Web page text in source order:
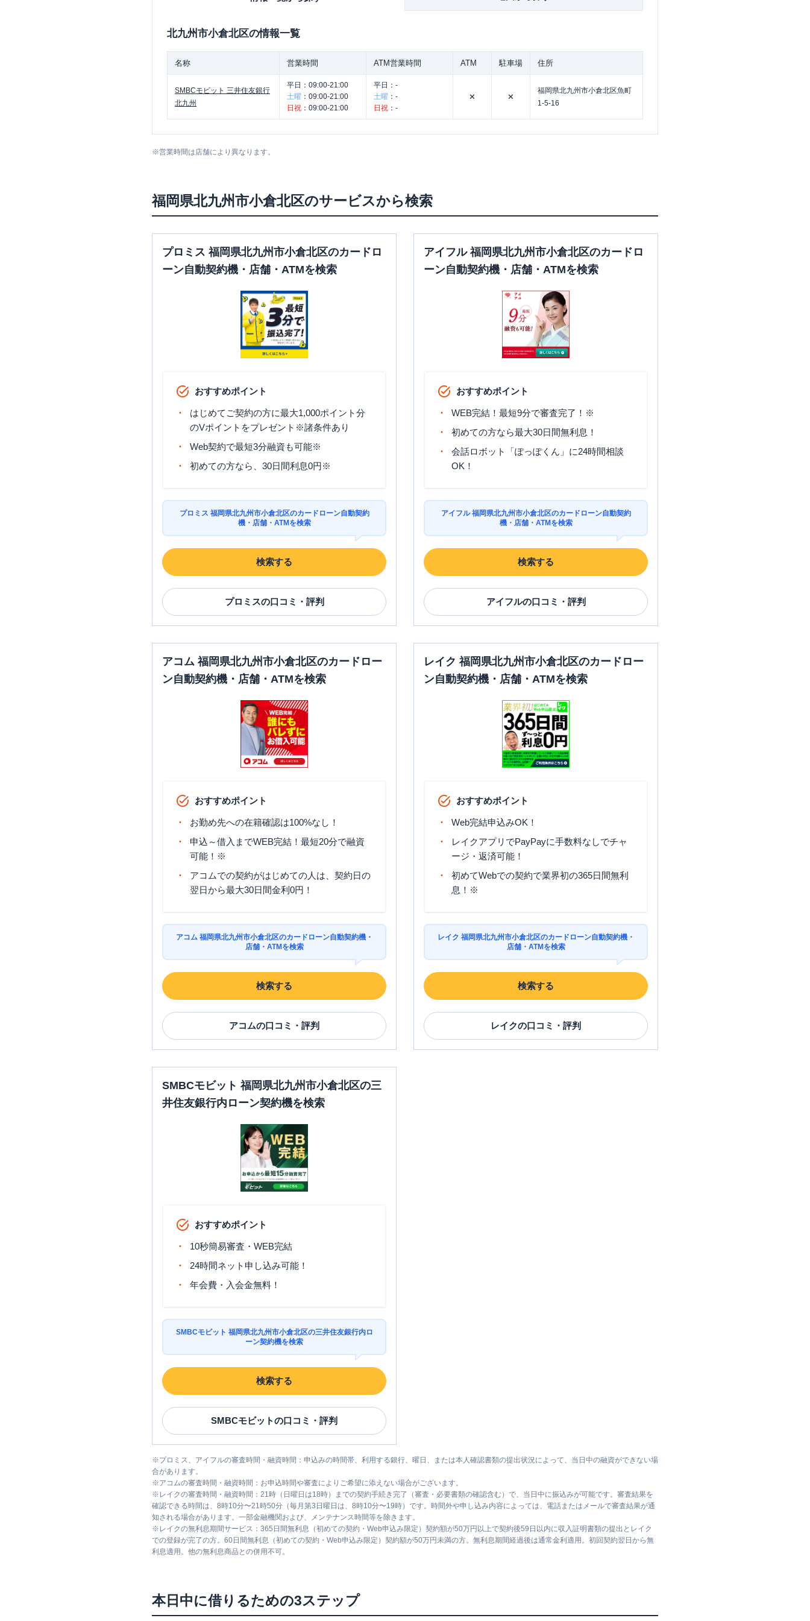
北九州市小倉北区の情報一覧
名称 営業時間 ATM営業時間 ATM 駐車場 住所
SMBCモビット 三井住友銀行
北九州
平日： 09:00-21:00
土曜 ： 09:00-21:00
日祝 ： 09:00-21:00
平日： -
土曜 ： -
日祝 ： -
✕ ✕
福岡県北九州市小倉北区魚町
1-5-16
※営業時間は店舗により異なります。
福岡県北九州市小倉北区のサービスから検索
プロミス 福岡県北九州市小倉北区のカードロ
ーン自動契約機・店舗・ATMを検索
おすすめポイント
はじめてご契約の方に最大1,000ポイント分
のVポイントをプレゼント※諸条件あり
Web契約で最短3分融資も可能※
初めての方なら、30日間利息0円※
プロミス 福岡県北九州市小倉北区のカードローン自動契約
機・店舗・ATMを検索
検索する
プロミスの口コミ・評判
アイフル 福岡県北九州市小倉北区のカードロ
ーン自動契約機・店舗・ATMを検索
おすすめポイント
WEB完結！最短9分で審査完了！※
初めての方なら最大30日間無利息！
会話ロボット「ぽっぽくん」に24時間相談
OK！
アイフル 福岡県北九州市小倉北区のカードローン自動契約
機・店舗・ATMを検索
検索する
アイフルの口コミ・評判
アコム 福岡県北九州市小倉北区のカードロー
ン自動契約機・店舗・ATMを検索
おすすめポイント
お勤め先への在籍確認は100%なし！
申込～借入までWEB完結！最短20分で融資
可能！※
アコムでの契約がはじめての人は、契約日の
翌日から最大30日間金利0円！
アコム 福岡県北九州市小倉北区のカードローン自動契約機・
店舗・ATMを検索
検索する
アコムの口コミ・評判
レイク 福岡県北九州市小倉北区のカードロー
ン自動契約機・店舗・ATMを検索
おすすめポイント
Web完結申込みOK！
レイクアプリでPayPayに手数料なしでチャ
ージ・返済可能！
初めてWebでの契約で業界初の365日間無利
息！※
レイク 福岡県北九州市小倉北区のカードローン自動契約機・
店舗・ATMを検索
検索する
レイクの口コミ・評判
SMBCモビット 福岡県北九州市小倉北区の三
井住友銀行内ローン契約機を検索
おすすめポイント
10秒簡易審査・WEB完結
24時間ネット申し込み可能！
年会費・入会金無料！
SMBCモビット 福岡県北九州市小倉北区の三井住友銀行内ロ
ーン契約機を検索
検索する
SMBCモビットの口コミ・評判
※プロミス、アイフルの審査時間・融資時間：申込みの時間帯、利用する銀行、曜日、または本人確認書類の提出状況によって、当日中の融資ができない場
合があります。
※アコムの審査時間・融資時間：お申込時間や審査によりご希望に添えない場合がございます。
※ レイクの審査時間・融資時間：21時（日曜日は18時）までの契約手続き完了（審査・必要書類の確認含む）で、当日中に振込みが可能です。審査結果を
確認できる時間は、8時10分〜21時50分（毎月第3日曜日は、8時10分〜19時）です。時間外や申し込み内容によっては、電話またはメールで審査結果が通
知される場合があります。一部金融機関および、メンテナンス時間等を除きます。
※ レイクの無利息期間サービス：365日間無利息（初めての契約・Web申込み限定）契約額が50万円以上で契約後59日以内に収入証明書類の提出とレイク
での登録が完了の方。60日間無利息（初めての契約・Web申込み限定）契約額が50万円未満の方。無利息期間経過後は通常金利適用。初回契約翌日から無
利息適用。他の無利息商品との併用不可。
本日中に借りるための3ステップ